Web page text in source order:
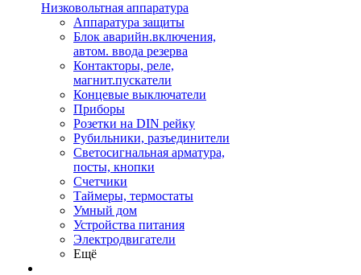
Низковольтная аппаратура
Аппаратура защиты
Блок аварийн.включения,
автом. ввода резерва
Контакторы, реле,
магнит.пускатели
Концевые выключатели
Приборы
Розетки на DIN рейку
Рубильники, разъединители
Светосигнальная арматура,
посты, кнопки
Счетчики
Таймеры, термостаты
Умный дом
Устройства питания
Электродвигатели
Ещё